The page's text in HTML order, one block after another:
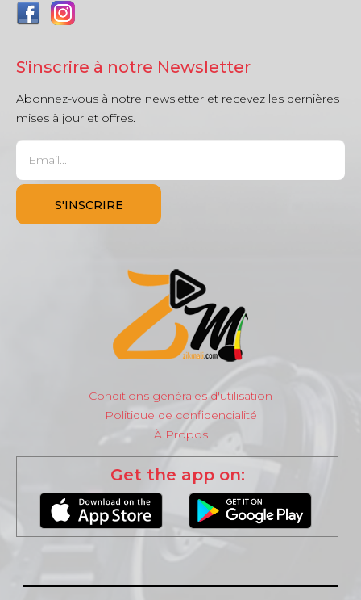
S'inscrire à notre Newsletter
Abonnez-vous à notre newsletter et recevez les dernières
mises à jour et offres.
Conditions générales d'utilisation
Politique de confidencialité
À Propos
Get the app on: